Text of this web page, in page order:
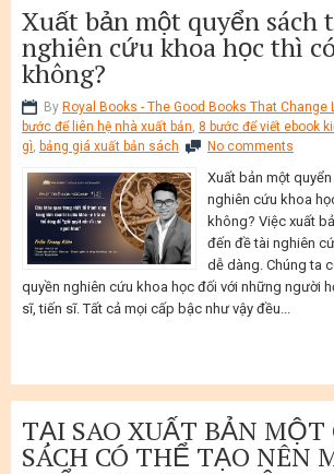
Xuất bản một quyển sách
nghiên cứu khoa học thì
không?
By Royal Books - The Good Books That Change
bước để liên hệ nhà xuất bản, 8 bước để viết ebook
gì, bảng giá xuất bản sách No comments
Xuất bản một
nghiên cứu khoa
không? Việc xuất
đến đề tài nghiên
dễ dàng. Chúng ta
quyền nghiên cứu khoa học đối với những người
sĩ, tiến sĩ. Tất cả mọi cấp bậc như vậy đều...
TẠI SAO XUẤT BẢN MỘT
SÁCH CÓ THỂ TẠO NÊN